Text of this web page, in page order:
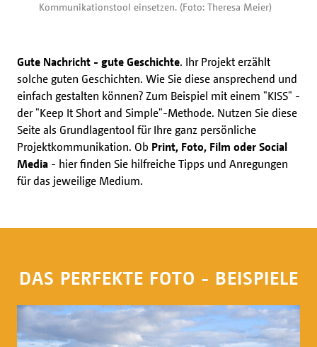
Kommunikationstool einsetzen. (Foto: Theresa Meier)
Gute Nachricht - gute Geschichte. Ihr Projekt erzählt
solche guten Geschichten. Wie Sie diese ansprechend und
einfach gestalten können? Zum Beispiel mit einem "KISS" -
der "Keep It Short and Simple"-Methode. Nutzen Sie diese
Seite als Grundlagentool für Ihre ganz persönliche
Projektkommunikation. Ob Print, Foto, Film oder Social
Media - hier finden Sie hilfreiche Tipps und Anregungen
für das jeweilige Medium.
DAS PERFEKTE FOTO - BEISPIELE